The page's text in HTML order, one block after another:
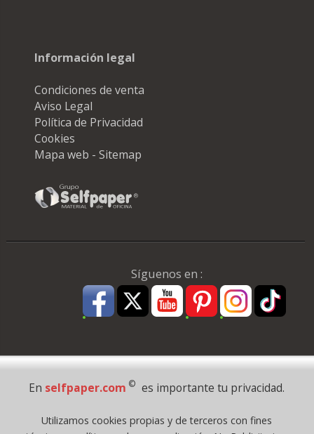
Información legal
Condiciones de venta
Aviso Legal
Política de Privacidad
Cookies
Mapa web - Sitemap
Síguenos en :
Pago Seguro
Todos los derechos reservados
En selfpaper.com © es importante tu privacidad.
Utilizamos cookies propias y de terceros con fines